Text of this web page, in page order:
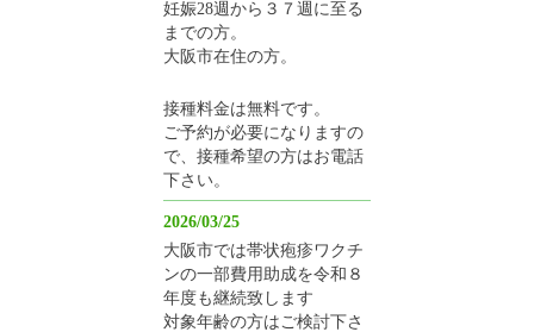
妊娠28週から３７週に至る
までの方。
大阪市在住の方。
接種料金は無料です。
ご予約が必要になりますの
で、接種希望の方はお電話
下さい。
2026/03/25
大阪市では帯状疱疹ワクチ
ンの一部費用助成を令和８
年度も継続致します
対象年齢の方はご検討下さ